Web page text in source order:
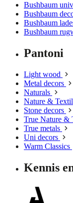
Bushbaum
Bushbaum
Bushbaum
Bushbaum
Pantoni
Light wood
Metal decors
Naturals
Nature &
Stone decors
True Nature &
True metals
Uni decors
Warm Classics
Kennis